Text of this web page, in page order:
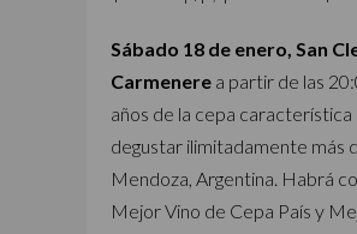
Sábado 18 de enero, San
Carmenere a partir de las
años de la cepa
degustar ilimitadamente más
Mendoza, Argentina. Habrá
Mejor Vino de Cepa País y